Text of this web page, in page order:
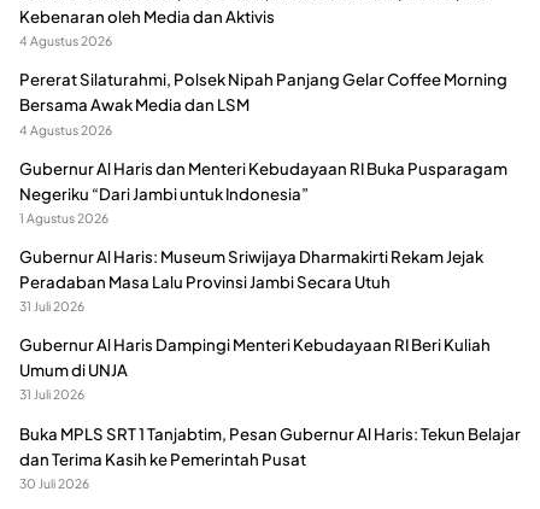
Kebenaran oleh Media dan Aktivis
4 Agustus 2026
Pererat Silaturahmi, Polsek Nipah Panjang Gelar Coffee Morning
Bersama Awak Media dan LSM
4 Agustus 2026
Gubernur Al Haris dan Menteri Kebudayaan RI Buka Pusparagam
Negeriku “Dari Jambi untuk Indonesia”
1 Agustus 2026
Gubernur Al Haris: Museum Sriwijaya Dharmakirti Rekam Jejak
Peradaban Masa Lalu Provinsi Jambi Secara Utuh
31 Juli 2026
Gubernur Al Haris Dampingi Menteri Kebudayaan RI Beri Kuliah
Umum di UNJA
31 Juli 2026
Buka MPLS SRT 1 Tanjabtim, Pesan Gubernur Al Haris: Tekun Belajar
dan Terima Kasih ke Pemerintah Pusat
30 Juli 2026